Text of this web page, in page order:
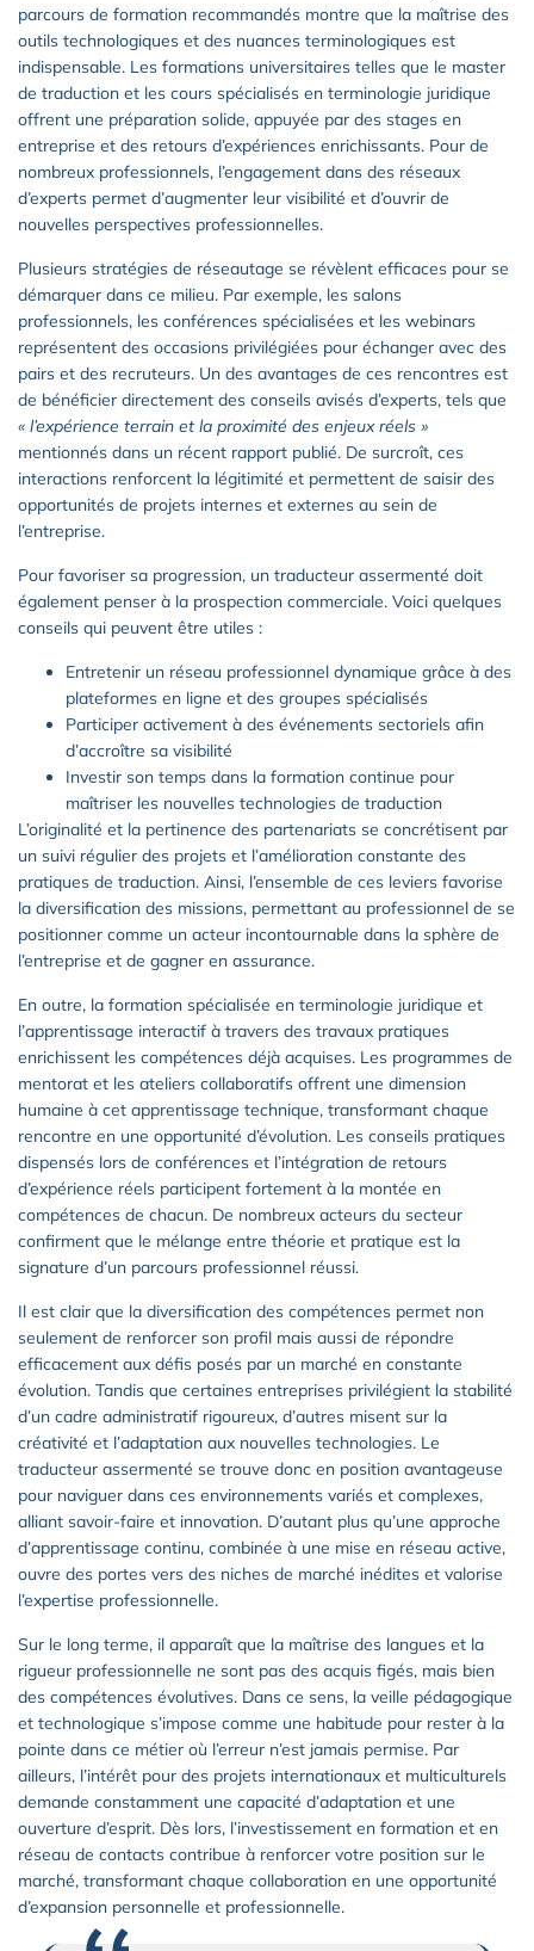
parcours de formation recommandés montre que la maîtrise des
outils technologiques et des nuances terminologiques est
indispensable. Les formations universitaires telles que le master
de traduction et les cours spécialisés en terminologie juridique
offrent une préparation solide, appuyée par des stages en
entreprise et des retours d’expériences enrichissants. Pour de
nombreux professionnels, l’engagement dans des réseaux
d’experts permet d’augmenter leur visibilité et d’ouvrir de
nouvelles perspectives professionnelles.
Plusieurs stratégies de réseautage se révèlent efficaces pour se
démarquer dans ce milieu. Par exemple, les salons
professionnels, les conférences spécialisées et les webinars
représentent des occasions privilégiées pour échanger avec des
pairs et des recruteurs. Un des avantages de ces rencontres est
de bénéficier directement des conseils avisés d’experts, tels que
« l’expérience terrain et la proximité des enjeux réels »
mentionnés dans un récent rapport publié. De surcroît, ces
interactions renforcent la légitimité et permettent de saisir des
opportunités de projets internes et externes au sein de
l’entreprise.
Pour favoriser sa progression, un traducteur assermenté doit
également penser à la prospection commerciale. Voici quelques
conseils qui peuvent être utiles :
Entretenir un réseau professionnel dynamique grâce à des
plateformes en ligne et des groupes spécialisés
Participer activement à des événements sectoriels afin
d’accroître sa visibilité
Investir son temps dans la formation continue pour
maîtriser les nouvelles technologies de traduction
L’originalité et la pertinence des partenariats se concrétisent par
un suivi régulier des projets et l’amélioration constante des
pratiques de traduction. Ainsi, l’ensemble de ces leviers favorise
la diversification des missions, permettant au professionnel de se
positionner comme un acteur incontournable dans la sphère de
l’entreprise et de gagner en assurance.
En outre, la formation spécialisée en terminologie juridique et
l’apprentissage interactif à travers des travaux pratiques
enrichissent les compétences déjà acquises. Les programmes de
mentorat et les ateliers collaboratifs offrent une dimension
humaine à cet apprentissage technique, transformant chaque
rencontre en une opportunité d’évolution. Les conseils pratiques
dispensés lors de conférences et l’intégration de retours
d’expérience réels participent fortement à la montée en
compétences de chacun. De nombreux acteurs du secteur
confirment que le mélange entre théorie et pratique est la
signature d’un parcours professionnel réussi.
Il est clair que la diversification des compétences permet non
seulement de renforcer son profil mais aussi de répondre
efficacement aux défis posés par un marché en constante
évolution. Tandis que certaines entreprises privilégient la stabilité
d’un cadre administratif rigoureux, d’autres misent sur la
créativité et l’adaptation aux nouvelles technologies. Le
traducteur assermenté se trouve donc en position avantageuse
pour naviguer dans ces environnements variés et complexes,
alliant savoir-faire et innovation. D’autant plus qu’une approche
d’apprentissage continu, combinée à une mise en réseau active,
ouvre des portes vers des niches de marché inédites et valorise
l’expertise professionnelle.
Sur le long terme, il apparaît que la maîtrise des langues et la
rigueur professionnelle ne sont pas des acquis figés, mais bien
des compétences évolutives. Dans ce sens, la veille pédagogique
et technologique s’impose comme une habitude pour rester à la
pointe dans ce métier où l’erreur n’est jamais permise. Par
ailleurs, l’intérêt pour des projets internationaux et multiculturels
demande constamment une capacité d’adaptation et une
ouverture d’esprit. Dès lors, l’investissement en formation et en
réseau de contacts contribue à renforcer votre position sur le
marché, transformant chaque collaboration en une opportunité
d’expansion personnelle et professionnelle.